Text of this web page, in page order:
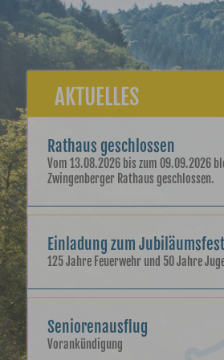
AKTUELLES
Rathaus geschlossen
Vom 13.08.2026 bis zum 09.09.2026
Zwingenberger Rathaus geschlossen.
Einladung zum Jubiläumsfest
125 Jahre Feuerwehr und 50 Jahre
Seniorenausflug
Vorankündigung